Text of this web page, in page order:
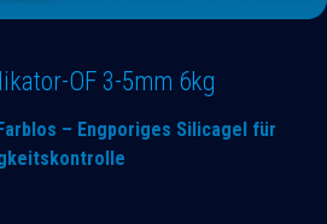
OF 3-5mm 6kg
Farblos – Engporiges Silicagel für